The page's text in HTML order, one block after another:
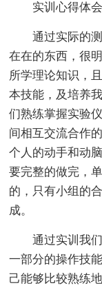
实训心得体会
通过实际的测
在在的东西，很
所学理论知识，
本技能，及培养
们熟练掌握实验
间相互交流合作
个人的动手和动
要完整的做完，
的，只有小组的
成。
通过实训我们
一部分的操作技
己能够比较熟练